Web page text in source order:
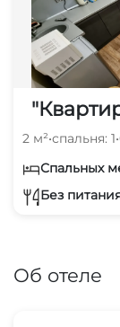
2 м²•спальня: 1•
Спальных
Без
Об отеле